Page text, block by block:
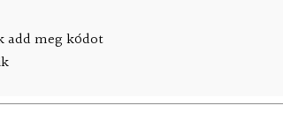
add meg kódot